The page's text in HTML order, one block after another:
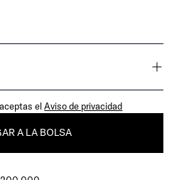
elAviso de privacidad
A LA BOLSA